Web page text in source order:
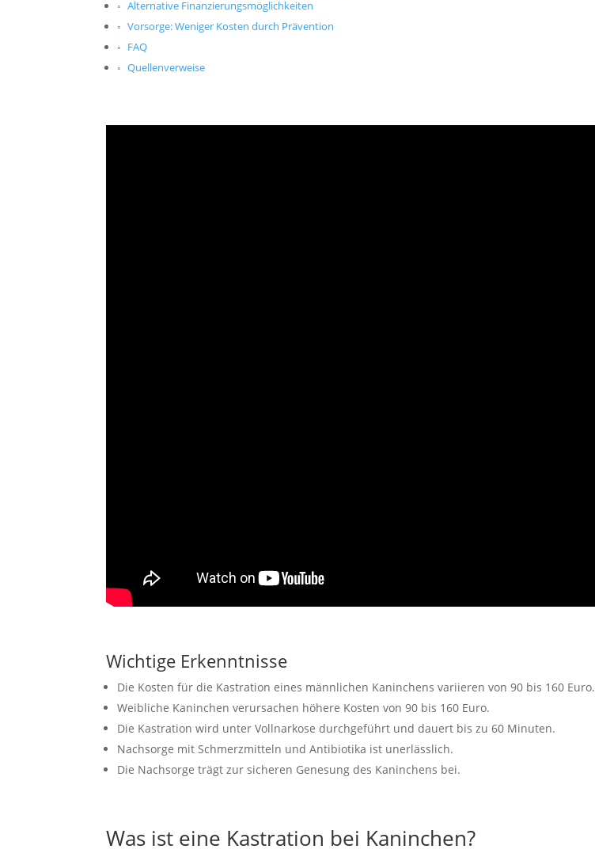
Alternative Finanzierungsmöglichkeiten
Vorsorge: Weniger Kosten durch Prävention
FAQ
Quellenverweise
Wichtige Erkenntnisse
Die Kosten für die Kastration eines männlichen Kaninchens variieren von 90 bis 160 Euro.
Weibliche Kaninchen verursachen höhere Kosten von 90 bis 160 Euro.
Die Kastration wird unter Vollnarkose durchgeführt und dauert bis zu 60 Minuten.
Nachsorge mit Schmerzmitteln und Antibiotika ist unerlässlich.
Die Nachsorge trägt zur sicheren Genesung des Kaninchens bei.
Was ist eine Kastration bei Kaninchen?